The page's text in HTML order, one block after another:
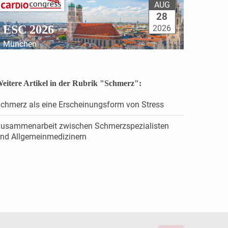
ESC 2026
München
AUG
28
2026
Artikel in der Rubrik "Schmerz":
als eine Erscheinungsform von Stress
zwischen Schmerzspezialisten
Allgemeinmedizinern